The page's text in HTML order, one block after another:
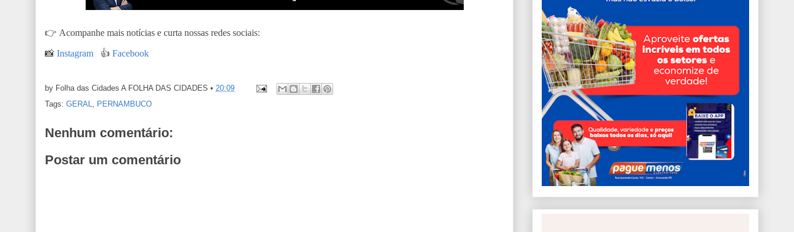
👉 Acompanhe mais notícias e curta nossas redes sociais:
📸 Instagram 👍 Facebook
by Folha das Cidades A FOLHA DAS CIDADES • 20:09
Tags: GERAL, PERNAMBUCO
Nenhum comentário:
Postar um comentário